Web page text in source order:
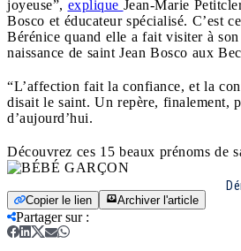
joyeuse”, explique Jean-Marie
Bosco et éducateur spécialisé. C’est
Bérénice quand elle a fait visiter à
naissance de saint Jean Bosco aux
“L’affection fait la confiance, et la
disait le saint. Un repère, finalement,
d’aujourd’hui.
Découvrez ces 15 beaux prénoms de
Copier le lien Archiver l'article
Partager sur: